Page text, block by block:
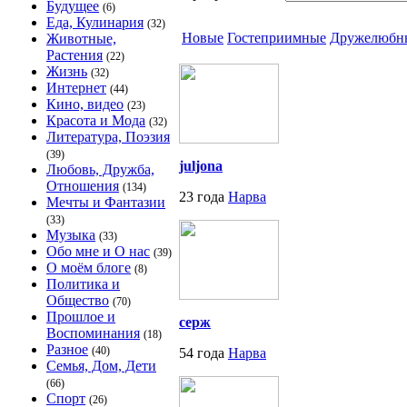
Будущее (6)
Еда, Кулинария (32)
Животные,
Растения (22)
Жизнь (32)
Интернет (44)
Кино, видео (23)
Красота и Мода (32)
Литература, Поэзия
(39)
Любовь, Дружба,
Отношения (134)
Мечты и Фантазии
(33)
Музыка (33)
Обо мне и О нас (39)
О моём блоге (8)
Политика и
Общество (70)
Прошлое и
Воспоминания (18)
Разное (40)
Семья, Дом, Дети
(66)
Спорт (26)
Новые Гостеприимные
juljona
23 года Нарва
серж
54 года Нарва